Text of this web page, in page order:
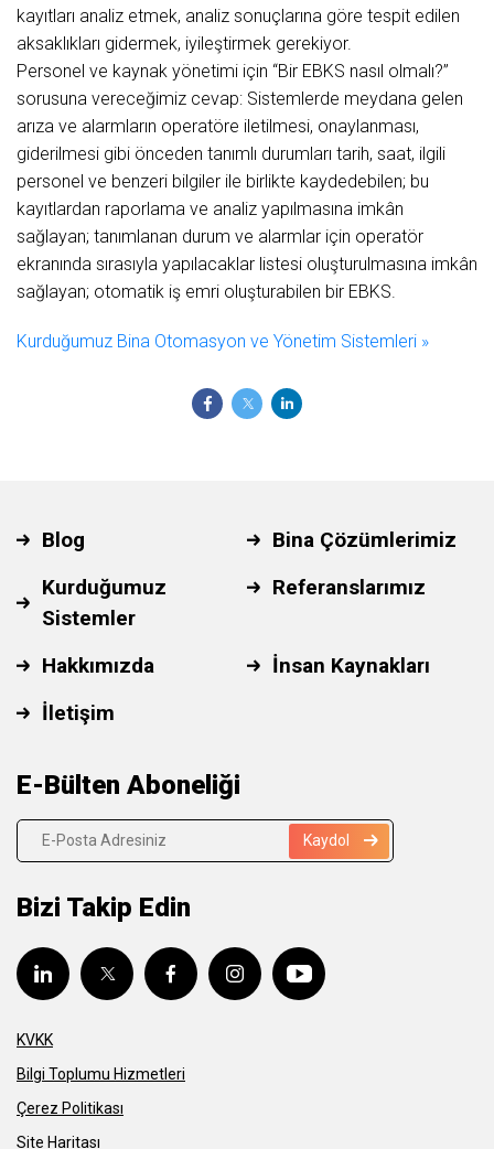
kayıtları analiz etmek, analiz sonuçlarına göre tespit edilen
aksaklıkları gidermek, iyileştirmek gerekiyor.
Personel ve kaynak yönetimi için “Bir EBKS nasıl olmalı?”
sorusuna vereceğimiz cevap: Sistemlerde meydana gelen
arıza ve alarmların operatöre iletilmesi, onaylanması,
giderilmesi gibi önceden tanımlı durumları tarih, saat, ilgili
personel ve benzeri bilgiler ile birlikte kaydedebilen; bu
kayıtlardan raporlama ve analiz yapılmasına imkân
sağlayan; tanımlanan durum ve alarmlar için operatör
ekranında sırasıyla yapılacaklar listesi oluşturulmasına imkân
sağlayan; otomatik iş emri oluşturabilen bir EBKS.
Kurduğumuz Bina Otomasyon ve Yönetim Sistemleri »
Blog
Bina Çözümlerimiz
Kurduğumuz
Sistemler
Referanslarımız
Hakkımızda
İnsan Kaynakları
İletişim
E-Bülten Aboneliği
Kaydol
Bizi Takip Edin
KVKK
Bilgi Toplumu Hizmetleri
Çerez Politikası
Site Haritası